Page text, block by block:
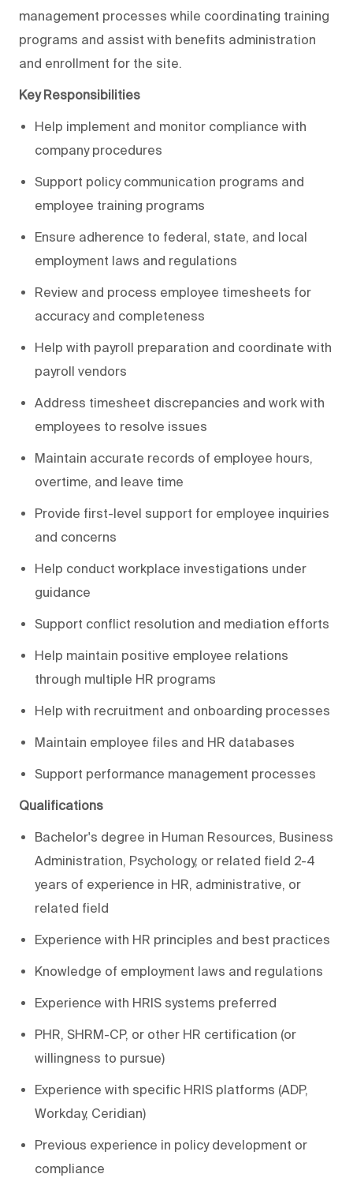
management processes while coordinating training
programs and assist with benefits administration
and enrollment for the site.
Key Responsibilities
Help implement and monitor compliance with
company procedures
Support policy communication programs and
employee training programs
Ensure adherence to federal, state, and local
employment laws and regulations
Review and process employee timesheets for
accuracy and completeness
Help with payroll preparation and coordinate with
payroll vendors
Address timesheet discrepancies and work with
employees to resolve issues
Maintain accurate records of employee hours,
overtime, and leave time
Provide first-level support for employee inquiries
and concerns
Help conduct workplace investigations under
guidance
Support conflict resolution and mediation efforts
Help maintain positive employee relations
through multiple HR programs
Help with recruitment and onboarding processes
Maintain employee files and HR databases
Support performance management processes
Qualifications
Bachelor's degree in Human Resources, Business
Administration, Psychology, or related field 2-4
years of experience in HR, administrative, or
related field
Experience with HR principles and best practices
Knowledge of employment laws and regulations
Experience with HRIS systems preferred
PHR, SHRM-CP, or other HR certification (or
willingness to pursue)
Experience with specific HRIS platforms (ADP,
Workday, Ceridian)
Previous experience in policy development or
compliance